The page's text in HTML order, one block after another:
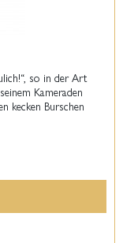
so in der Art
Kameraden
kecken Burschen